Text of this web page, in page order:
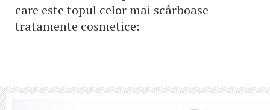
care este topul celor mai scârboase
tratamente cosmetice: